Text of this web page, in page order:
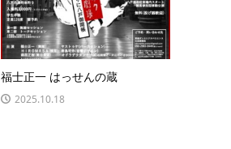
福士正一 はっせんの蔵
2025.10.18